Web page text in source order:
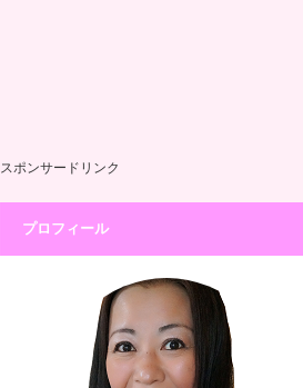
スポンサードリンク
プロフィール